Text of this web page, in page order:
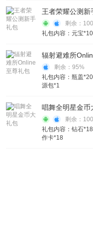
王者荣耀公测新
剩余：
礼包内容：元宝
辐射避难所
剩余：95%
礼包内容：瓶盖
源包*1
唱舞全明星金币
剩余：
礼包内容：钻石
作卡*18